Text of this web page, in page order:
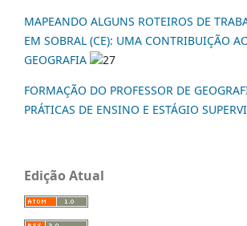
MAPEANDO ALGUNS ROTEIROS DE
EM SOBRAL (CE): UMA CONTRIBUIÇÃO
GEOGRAFIA
27
FORMAÇÃO DO PROFESSOR DE
PRÁTICAS DE ENSINO E ESTÁGIO
Edição Atual